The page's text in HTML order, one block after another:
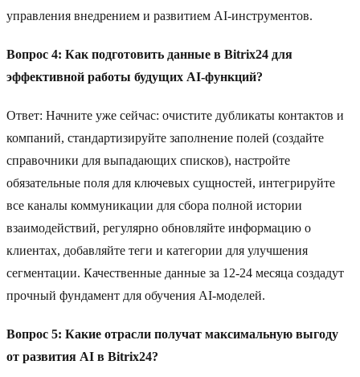
управления внедрением и развитием AI-инструментов.
Вопрос 4: Как подготовить данные в Bitrix24 для
эффективной работы будущих AI-функций?
Ответ: Начните уже сейчас: очистите дубликаты контактов и
компаний, стандартизируйте заполнение полей (создайте
справочники для выпадающих списков), настройте
обязательные поля для ключевых сущностей, интегрируйте
все каналы коммуникации для сбора полной истории
взаимодействий, регулярно обновляйте информацию о
клиентах, добавляйте теги и категории для улучшения
сегментации. Качественные данные за 12-24 месяца создадут
прочный фундамент для обучения AI-моделей.
Вопрос 5: Какие отрасли получат максимальную выгоду
от развития AI в Bitrix24?